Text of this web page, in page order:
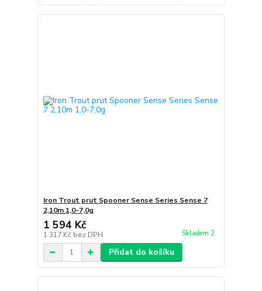
Iron Trout prut Spooner Sense Series Sense 7
2,10m 1,0-7,0g
1 594 Kč
1 317 Kč bez DPH Skladem 2
Přidat do košíku